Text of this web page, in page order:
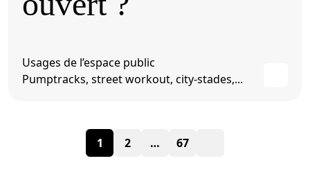
Usages de l’espace public
Pumptracks, street workout, city-stades,...
Pagination
1 2 … 67